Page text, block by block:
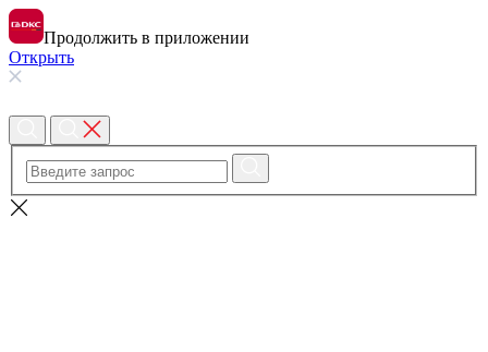
Продолжить в приложении
Открыть